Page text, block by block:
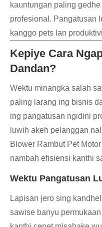
kauntungan paling
profesional. Pangatusan
kanggo pets lan
Kepiye Cara
Dandan?
Wektu minangka salah
paling larang ing bisnis
ing pangatusan ngidini
luwih akeh pelanggan
Blower Rambut Pet
nambah efisiensi kanthi
Wektu Pangatusan
Lapisan jero sing
sawise banyu